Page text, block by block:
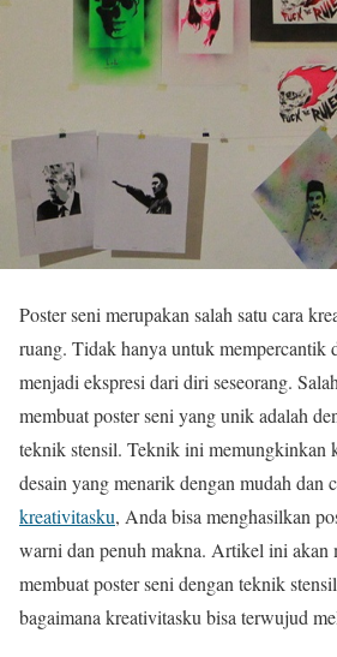
Poster seni merupakan salah satu cara
ruang. Tidak hanya untuk mempercantik
menjadi ekspresi dari diri seseorang.
membuat poster seni yang unik adalah
teknik stensil. Teknik ini memungkinkan
desain yang menarik dengan mudah dan
kreativitasku, Anda bisa menghasilkan
warni dan penuh makna. Artikel ini akan
membuat poster seni dengan teknik
bagaimana kreativitasku bisa terwujud